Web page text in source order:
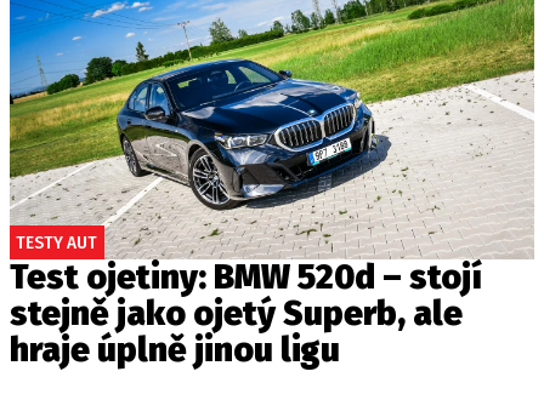
TESTY AUT
Test ojetiny: BMW 520d – stojí
stejně jako ojetý Superb, ale
hraje úplně jinou ligu